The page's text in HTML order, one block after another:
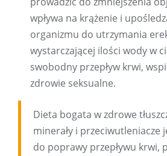
wpływa na krążenie i
organizmu do utrzymania
wystarczającej ilości wody w
swobodny przepływ krwi,
zdrowie seksualne.
Dieta bogata w zdrowe
minerały i przeciwutleniacze
do poprawy przepływu krwi,